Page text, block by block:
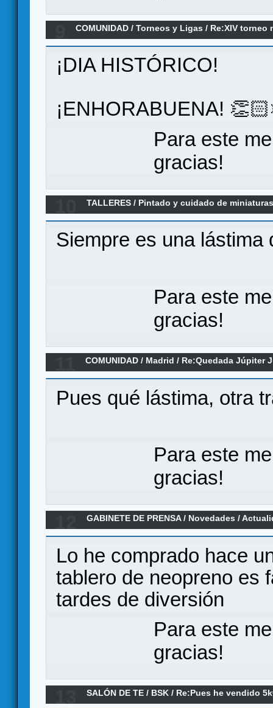
COMUNIDAD /Torneos y Ligas / Re:XIV torneo
¡DIA HISTÓRICO!
¡ENHORABUENA!
Para este
gracias!
TALLERES / Pintado y cuidado de
Siempre es una lástima
Para este
gracias!
COMUNIDAD / Madrid / Re:Quedada Júpiter
Pues qué lástima, otra
Para este
gracias!
GABINETE DE PRENSA/ Novedades /
Lo he comprado hace
tablero de neopreno es
tardes de diversión
Para este
gracias!
SALÓN DE TE / BSK / Re:Pues he vendido